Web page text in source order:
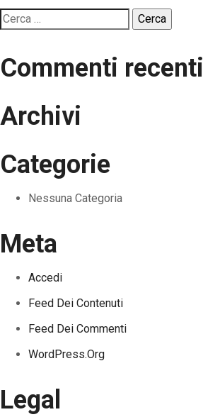
Ricerca
per:
Commenti recenti
Archivi
Categorie
Nessuna Categoria
Meta
Accedi
Feed Dei Contenuti
Feed Dei Commenti
WordPress.org
Legal